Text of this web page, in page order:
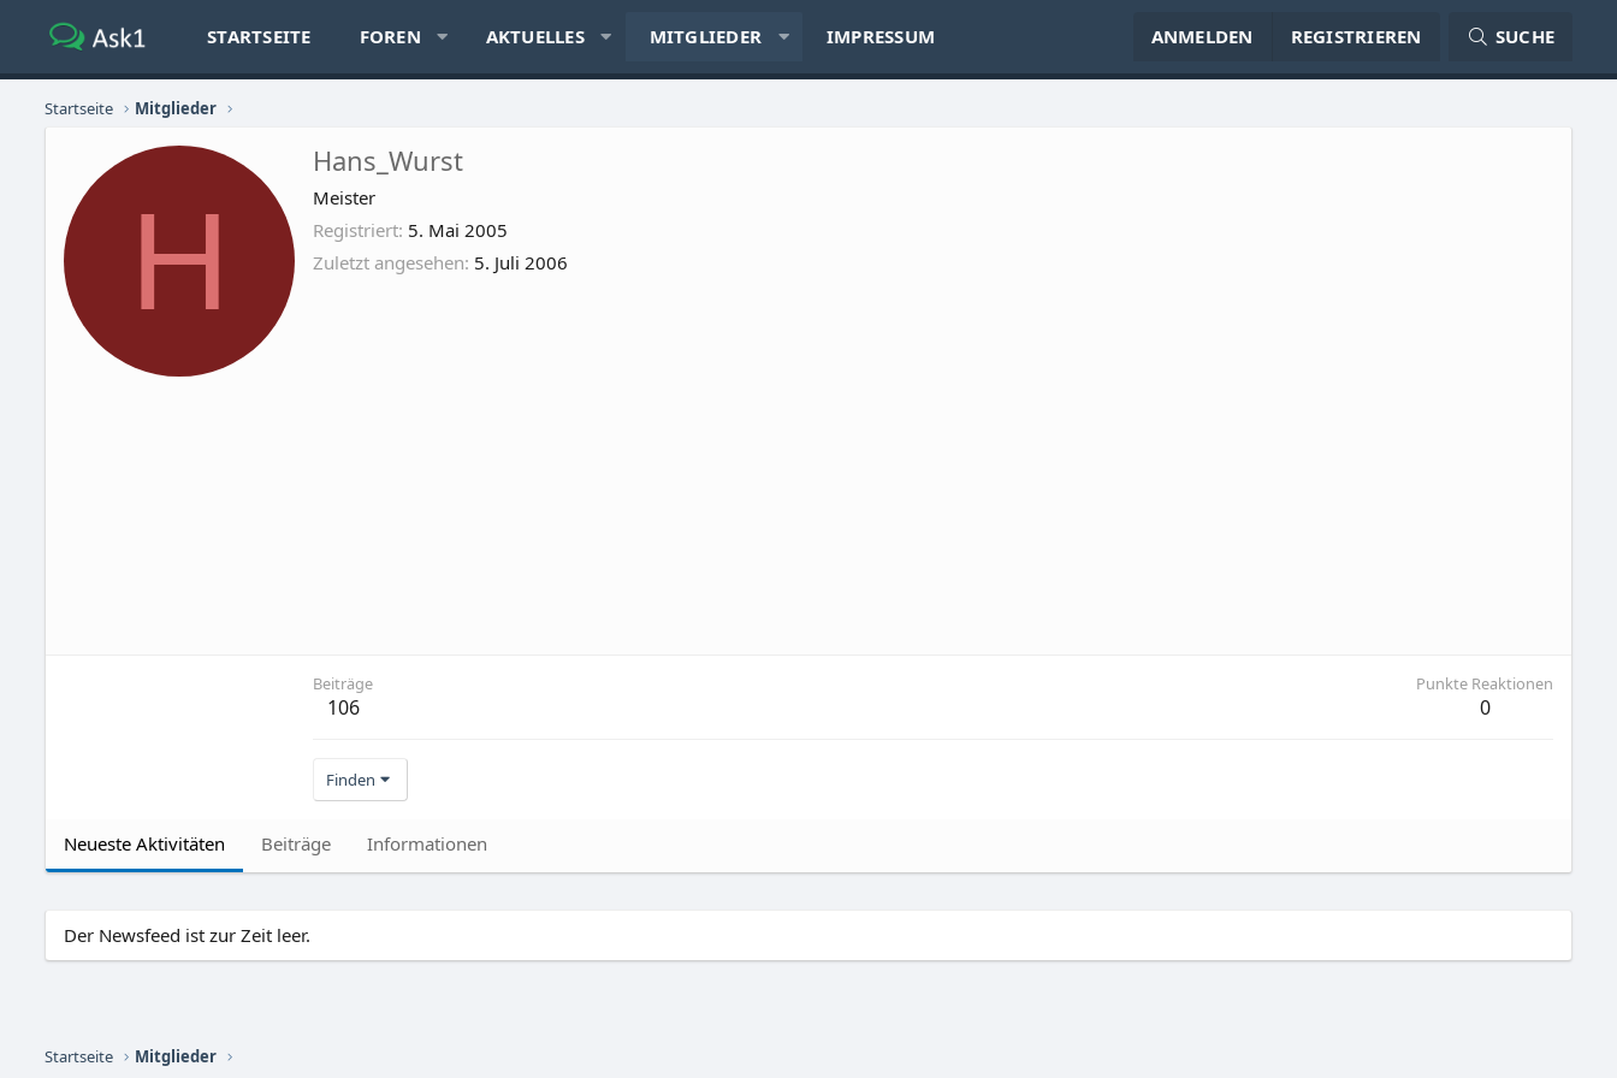
STARTSEITE FOREN AKTUELLES MITGLIEDER IMPRESSUM ANMELDEN REGISTRIEREN SUCHE
Startseite Mitglieder
H
Hans_Wurst
Meister
Registriert 5. Mai 2005
Zuletzt angesehen 5. Juli 2006
Beiträge
106
Punkte Reaktionen
0
Finden
Neueste Aktivitäten Beiträge Informationen
Der Newsfeed ist zur Zeit leer.
Startseite Mitglieder